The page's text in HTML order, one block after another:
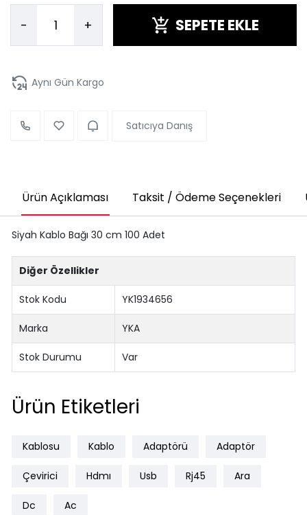
- + SEPETE EKLE
Aynı Gün Kargo
Satıcıya Danış
Ürün Açıklaması Taksit / Ödeme Seçenekleri
Siyah Kablo Bağı 30 cm 100 Adet
Diğer Özellikler
Stok Kodu YK1934656
Marka YKA
Stok Durumu Var
Ürün Etiketleri
Kablosu Kablo Adaptörü Adaptör
Çevirici Hdmı Usb Rj45 Ara
Dc Ac